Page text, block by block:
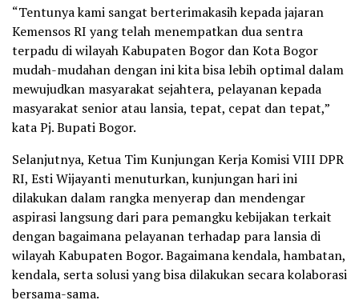
“Tentunya kami sangat berterimakasih kepada jajaran
Kemensos RI yang telah menempatkan dua sentra
terpadu di wilayah Kabupaten Bogor dan Kota Bogor
mudah-mudahan dengan ini kita bisa lebih optimal dalam
mewujudkan masyarakat sejahtera, pelayanan kepada
masyarakat senior atau lansia, tepat, cepat dan tepat,”
kata Pj. Bupati Bogor.
Selanjutnya, Ketua Tim Kunjungan Kerja Komisi VIII DPR
RI, Esti Wijayanti menuturkan, kunjungan hari ini
dilakukan dalam rangka menyerap dan mendengar
aspirasi langsung dari para pemangku kebijakan terkait
dengan bagaimana pelayanan terhadap para lansia di
wilayah Kabupaten Bogor. Bagaimana kendala, hambatan,
kendala, serta solusi yang bisa dilakukan secara kolaborasi
bersama-sama.